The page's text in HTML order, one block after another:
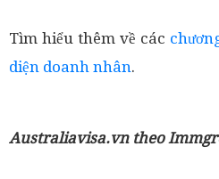
Tìm hiểu thêm về các
diện doanh nhân.
Australiavisa.vn theo